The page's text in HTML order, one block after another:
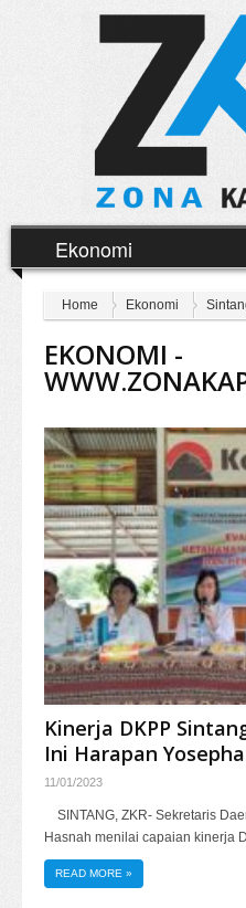
Home Ekonomi
EKONOMI -
Kinerja DKPP
Ini Harapan
11/01/2023
SINTANG, ZKR- Sekretaris
Hasnah menilai capaian kinerja
READ MORE »